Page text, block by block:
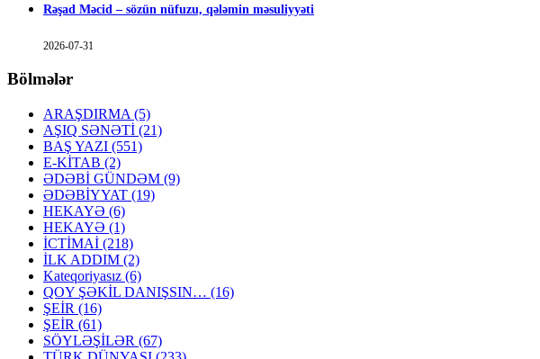
Rəşad Məcid – sözün nüfuzu, qələmin məsuliyyəti
2026-07-31
Bölmələr
ARAŞDIRMA (5)
AŞIQ SƏNƏTİ (21)
BAŞ YAZI (551)
E-KİTAB (2)
ƏDƏBİ GÜNDƏM (9)
ƏDƏBİYYAT (19)
HEKAYƏ (6)
HEKAYƏ (1)
İCTİMAİ (218)
İLK ADDIM (2)
Kateqoriyasız (6)
QOY ŞƏKİL DANIŞSIN… (16)
ŞEİR (16)
ŞEİR (61)
SÖYLƏŞİLƏR (67)